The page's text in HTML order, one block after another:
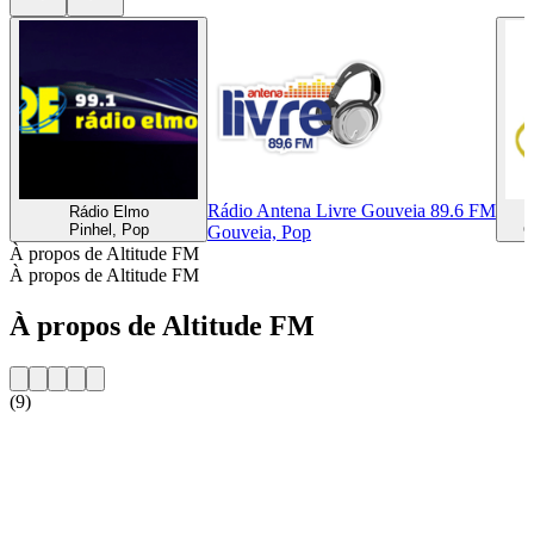
Rádio Elmo
Pinhel, Pop
Rádio Antena Livre Gouveia 89.6 FM
Gouveia, Pop
À propos de Altitude FM
À propos de Altitude FM
À propos de Altitude FM
(9)